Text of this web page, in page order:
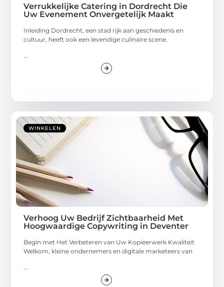
Verrukkelijke Catering in Dordrecht Die
Uw Evenement Onvergetelijk Maakt
Inleiding Dordrecht, een stad rijk aan geschiedenis en
cultuur, heeft ook een levendige culinaire scene.
...
WINKELEN
Verhoog Uw Bedrijf Zichtbaarheid Met
Hoogwaardige Copywriting in Deventer
Begin met Het Verbeteren van Uw Kopieerwerk Kwaliteit
Welkom, kleine ondernemers en digitale marketeers van
...